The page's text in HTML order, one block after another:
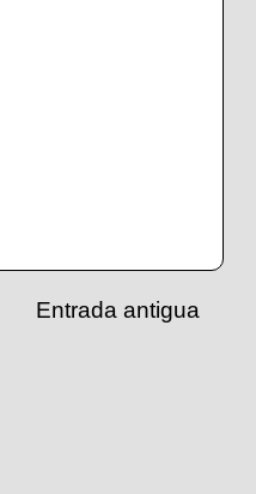
Entrada antigua